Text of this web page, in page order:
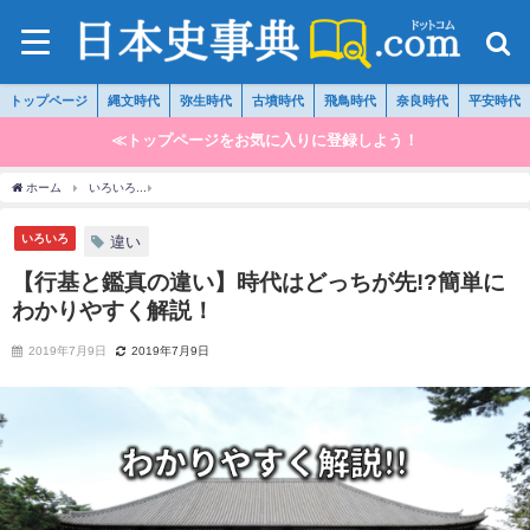
トップページ 縄文時代 弥生時代 古墳時代 飛鳥時代 奈良時代 平安時代
≪トップページをお気に入りに登録しよう！
ホーム いろいろ
いろいろ 違い
【行基と鑑真の違い】時代はどっちが先!?簡単に
わかりやすく解説！
2019年7月9日 2019年7月9日